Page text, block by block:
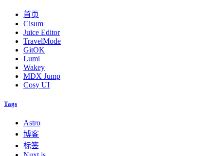
首页
Cisum
Juice Editor
TravelMode
GitOK
Lumi
Wakey
MDX Jump
Cosy UI
Tags
Astro
博客
标签